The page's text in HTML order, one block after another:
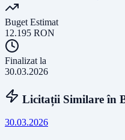
Buget Estimat
12.195 RON
Finalizat la
30.03.2026
Licitații Similare în
30.03.2026